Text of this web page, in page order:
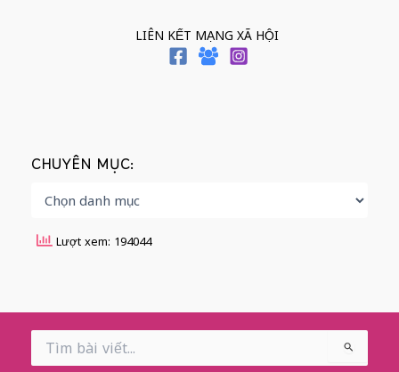
LIÊN KẾT MẠNG XÃ HỘI
CHUYÊN MỤC:
Lượt xem: 194044
Search
for: